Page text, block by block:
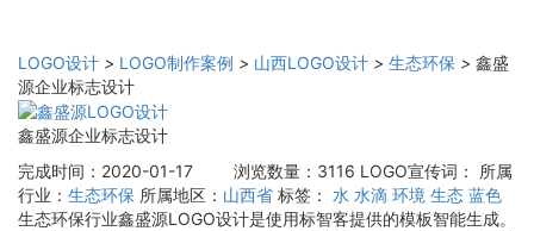
LOGO设计 > LOGO制作案例 > 山西LOGO设计 > 生态环保 > 鑫盛
源企业标志设计
鑫盛源企业标志设计
完成时间：2020-01-17
浏览数量：3116 LOGO宣传词：
所属
行业： 生态环保 所属地区： 山西省 标签： 水 水滴 环境 生态 蓝色
生态环保行业鑫盛源LOGO设计是使用标智客提供的模板智能生成。